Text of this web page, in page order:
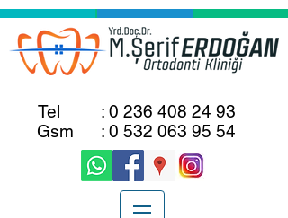
Tel : 0 236 408 24 93
Gsm : 0 532 063 95 54